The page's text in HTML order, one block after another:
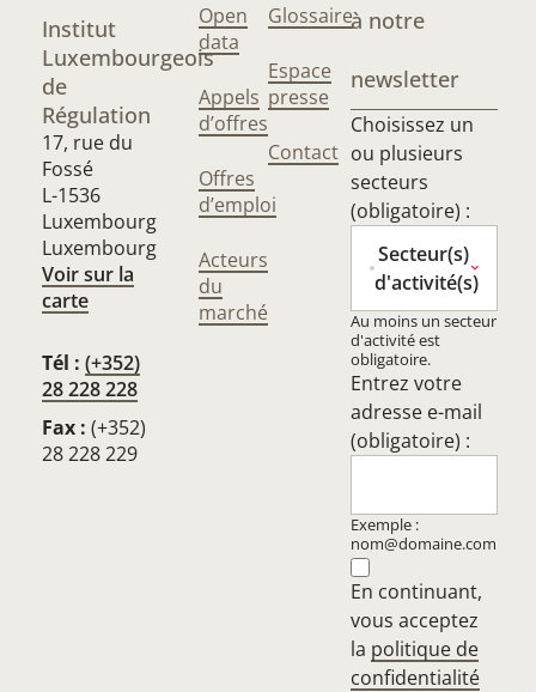
Institut
Luxembourgeois
de
Régulation
17, rue du
Fossé
L-1536
Luxembourg
Luxembourg
Voir sur la
carte
Tél : (+352)
28 228 228
Fax : (+352)
28 228 229
Open
data
Appels
d’offres
Offres
d’emploi
Acteurs
du
marché
Glossaire
Espace
presse
Contact
à notre
newsletter
Choisissez un
ou plusieurs
secteurs
(obligatoire) :
Secteur(s)
d'activité(s)
Au moins un secteur
d'activité est
obligatoire.
Entrez votre
adresse e-mail
(obligatoire) :
Exemple :
nom@domaine.com
En continuant,
vous acceptez
la politique de
confidentialité